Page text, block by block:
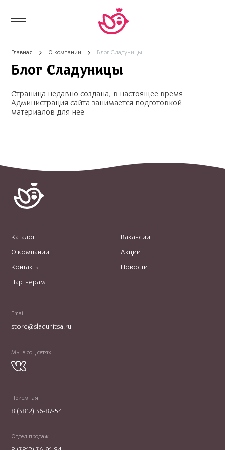
Главная О компании Блог Сладуницы
Блог Сладуницы
Страница недавно создана, в настоящее время
Администрация сайта занимается подготовкой
материалов для нее
Каталог
О компании
Контакты
Партнерам
Вакансии
Акции
Новости
Email
store@sladunitsa.ru
Мы в соц.сетях
Приемная
8 (3812) 36-87-54
Отдел продаж